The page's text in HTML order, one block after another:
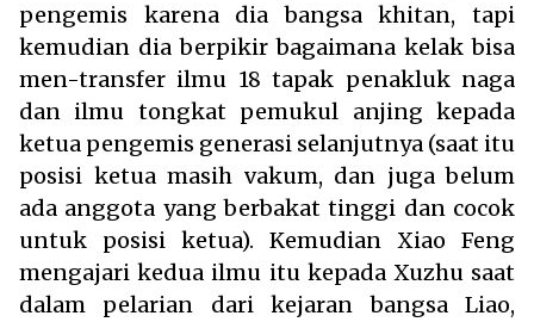
pengemis karena dia bangsa khitan, tapi
kemudian dia berpikir bagaimana kelak bisa
men-transfer ilmu 18 tapak penakluk naga
dan ilmu tongkat pemukul anjing kepada
ketua pengemis generasi selanjutnya (saat itu
posisi ketua masih vakum, dan juga belum
ada anggota yang berbakat tinggi dan cocok
untuk posisi ketua). Kemudian Xiao Feng
mengajari kedua ilmu itu kepada Xuzhu saat
dalam pelarian dari kejaran bangsa Liao,